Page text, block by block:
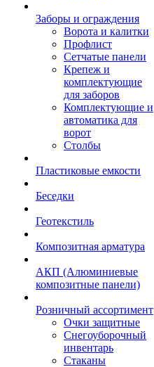
Заборы и ограждения
Ворота и калитки
Профлист
Сетчатые панели
Крепеж и
комплектующие
для заборов
Комплектующие и
автоматика для
ворот
Столбы
Пластиковые емкости
Беседки
Геотекстиль
Композитная арматура
АКП (Алюминиевые
композитные панели)
Розничный ассортимент
Очки защитные
Снегоуборочный
инвентарь
Стаканы